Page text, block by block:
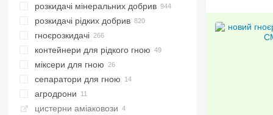
розкидачі мінеральних добрив
навісні розкидачі добрив
причіпні розкидачі добрив
візки для розкидачів добрив
розкидачі рідких добрив
гноєрозкидачі
контейнери для рідкого гною
міксери для гною
сепаратори для гною
агродрони
цистерни аміаковози